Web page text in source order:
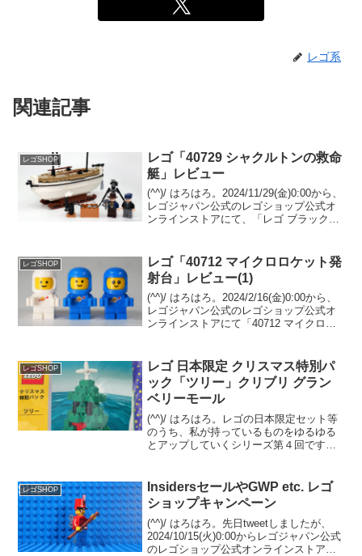
レゴ系
関連記事
レゴSHOP
レゴ「40729 シャクルトンの救命
艇」レビュー
(^^)/ はろはろ。2024/11/29(金)0:00から、
レゴジャパン公式のレゴショップ公式オ
ンラインストアにて、「レゴ ブラックフ
ゼントもスタート予定。 「10...
レゴSHOP
レゴ「40712 マイクロロケット発
射台」レビュー(1)
(^^)/ はろはろ。2024/2/16(金)0:00から、
レゴジャパン公式のレゴショップ公式オ
ンラインストアにて「40712 マイクロロ
予定ですが、事前人気が超...
レゴSHOP
レゴ 日本限定 クリスマス特別パ
ック「ツリー」クリブリ グラン
ベリーモール
(^^)/ はろはろ。レゴの日本限定セット等
のうち、私が持っているものをゆるゆる
とアップしていくシリーズ第４回です。
す。クリスマス特別パック「ツリー」レ
ゴ クリックブリ...
レゴSHOP
InsidersセールやGWP etc. レゴ
ショップキャンペーン
(^^)/ はろはろ。先日tweetしましたが、
2024/10/15(火)0:00からレゴジャパン公式
のレゴショップ公式オンラインストアに